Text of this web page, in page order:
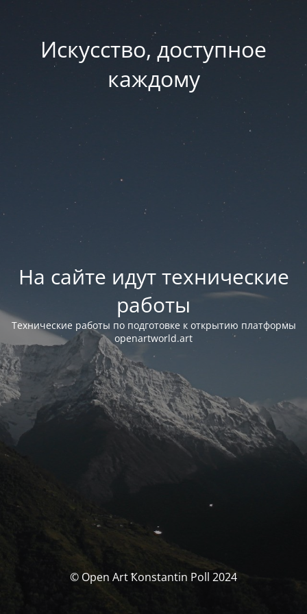
Искусство, доступное
каждому
На сайте идут технические
работы
Технические работы по подготовке к открытию платформы
openartworld.art
© Open Art Ҟonstantin Poll 2024